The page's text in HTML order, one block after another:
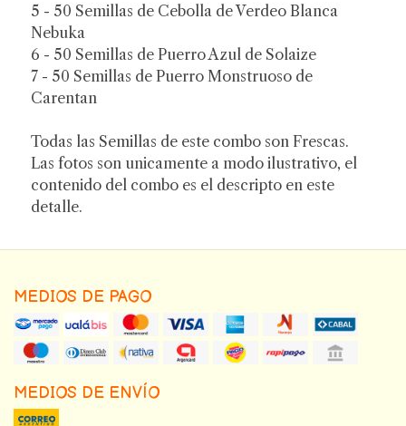
5 - 50 Semillas de Cebolla de Verdeo Blanca
Nebuka
6 - 50 Semillas de Puerro Azul de Solaize
7 - 50 Semillas de Puerro Monstruoso de
Carentan
Todas las Semillas de este combo son Frescas.
Las fotos son unicamente a modo ilustrativo, el
contenido del combo es el descripto en este
detalle.
MEDIOS DE PAGO
MEDIOS DE ENVÍO